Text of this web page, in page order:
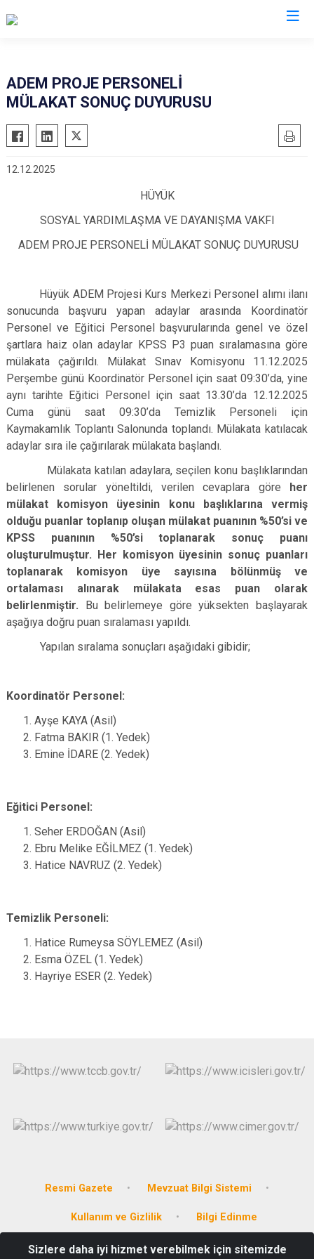
Ahırlı
Akören
Altınekin
Çeltik
Derbent
Derebucak
Doğanhisar
Halkapınar
Hüyük
Karapınar
Karatay
Taşkent
Tuzlukçu
ADEM PROJE PERSONELİ
MÜLAKAT SONUÇ DUYURUSU
12.12.2025
HÜYÜK
SOSYAL YARDIMLAŞMA VE DAYANIŞMA VAKFI
ADEM PROJE PERSONELİ MÜLAKAT SONUÇ DUYURUSU
Hüyük ADEM Projesi Kurs Merkezi Personel alımı ilanı
sonucunda başvuru yapan adaylar arasında Koordinatör
Personel ve Eğitici Personel başvurularında genel ve özel
şartlara haiz olan adaylar KPSS P3 puan sıralamasına göre
mülakata çağırıldı. Mülakat Sınav Komisyonu 11.12.2025
Perşembe günü Koordinatör Personel için saat 09:30’da, yine
aynı tarihte Eğitici Personel için saat 13.30’da 12.12.2025
Cuma günü saat 09:30’da Temizlik Personeli için
Kaymakamlık Toplantı Salonunda toplandı. Mülakata katılacak
adaylar sıra ile çağırılarak mülakata başlandı.
Mülakata katılan adaylara, seçilen konu başlıklarından
belirlenen sorular yöneltildi, verilen cevaplara göre her
mülakat komisyon üyesinin konu başlıklarına vermiş
olduğu puanlar toplanıp oluşan mülakat puanının %50’si ve
KPSS puanının %50’si toplanarak sonuç puanı
oluşturulmuştur. Her komisyon üyesinin sonuç puanları
toplanarak komisyon üye sayısına bölünmüş ve
ortalaması alınarak mülakata esas puan olarak
belirlenmiştir. Bu belirlemeye göre yüksekten başlayarak
aşağıya doğru puan sıralaması yapıldı.
Yapılan sıralama sonuçları aşağıdaki gibidir;
Koordinatör Personel:
Ayşe KAYA (Asil)
Fatma BAKIR (1. Yedek)
Emine İDARE (2. Yedek)
Eğitici Personel:
Seher ERDOĞAN (Asil)
Ebru Melike EĞİLMEZ (1. Yedek)
Hatice NAVRUZ (2. Yedek)
Temizlik Personeli:
Hatice Rumeysa SÖYLEMEZ (Asil)
Esma ÖZEL (1. Yedek)
Hayriye ESER (2. Yedek)
Resmi Gazete Mevzuat Bilgi Sistemi
Kullanım ve Gizlilik Bilgi Edinme
Bahçelievler Mahallesi Atatürk Caddesi HÜYÜK/KONYA
Sizlere daha iyi hizmet verebilmek için sitemizde